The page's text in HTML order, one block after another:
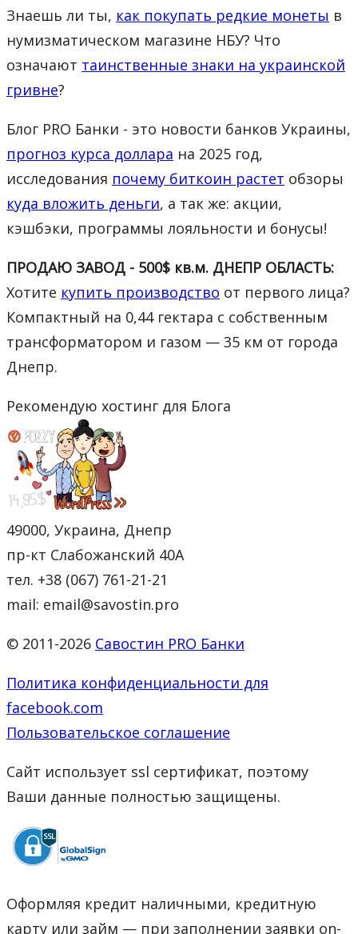
Знаешь ли ты, как покупать редкие монеты в
нумизматическом магазине НБУ? Что
означают таинственные знаки на украинской
гривне?
Блог PRO Банки - это новости банков Украины,
прогноз курса доллара на 2025 год,
исследования почему биткоин растет обзоры
куда вложить деньги, а так же: акции,
кэшбэки, программы лояльности и бонусы!
ПРОДАЮ ЗАВОД - 500$ кв.м. ДНЕПР ОБЛАСТЬ:
Хотите купить производство от первого лица?
Компактный на 0,44 гектара с собственным
трансформатором и газом — 35 км от города
Днепр.
Рекомендую хостинг для Блога
49000, Украина, Днепр
пр-кт Слабожанский 40А
тел. +38 (067) 761-21-21
mail: email@savostin.pro
© 2011-2026 Савостин PRO Банки
Политика конфиденциальности для
facebook.com
Пользовательское соглашение
Сайт использует ssl сертификат, поэтому
Ваши данные полностью защищены.
Оформляя кредит наличными, кредитную
карту или займ — при заполнении заявки on-